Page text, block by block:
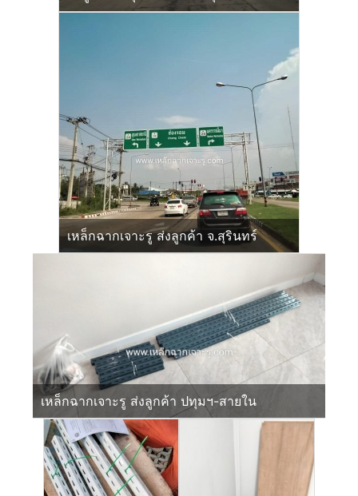
เหล็กฉากเจาะรู ส่งลูกค้า จ.สุรินทร์
เหล็กฉากเจาะรู ส่งลูกค้า ปทุมฯ-สายใน